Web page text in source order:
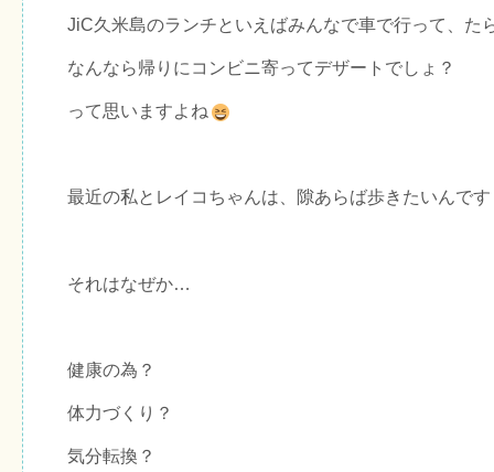
JiC久米島のランチといえばみんなで車で行って、た
なんなら帰りにコンビニ寄ってデザートでしょ？
って思いますよね
最近の私とレイコちゃんは、隙あらば歩きたいんです
それはなぜか…
健康の為？
体力づくり？
気分転換？